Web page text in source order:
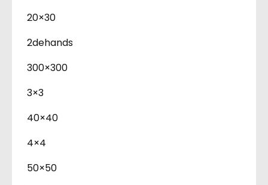
20×30
2dehands
300×300
3×3
40×40
4×4
50×50